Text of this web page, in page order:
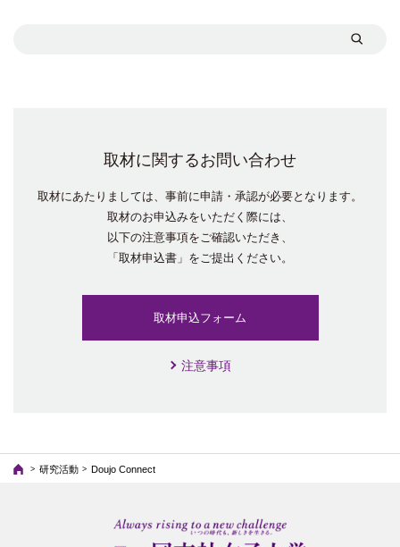
取材に関するお問い合わせ
取材にあたりましては、 事前に申請・承認が必要となります。
取材のお申込みをいただく際には、
以下の注意事項をご確認いただき、
「取材申込書」をご提出ください。
取材申込フォーム
注意事項
研究活動 Doujo Connect